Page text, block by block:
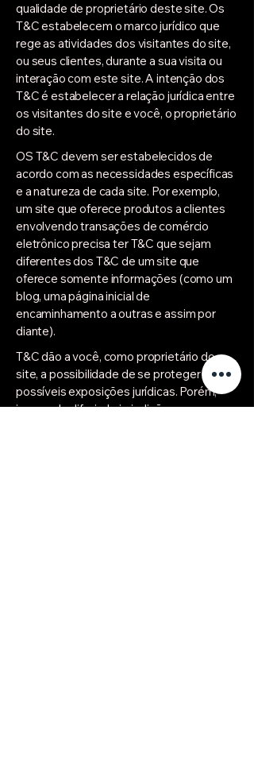
qualidade de proprietário deste site. Os
T&C estabelecem o marco jurídico que
rege as atividades dos visitantes do site,
ou seus clientes, durante a sua visita ou
interação com este site. A intenção dos
T&C é estabelecer a relação jurídica entre
os visitantes do site e você, o proprietário
do site.
OS T&C devem ser estabelecidos de
acordo com as necessidades específicas
e a natureza de cada site. Por exemplo,
um site que oferece produtos a clientes
envolvendo transações de comércio
eletrônico precisa ter T&C que sejam
diferentes dos T&C de um site que
oferece somente informações (como um
blog, uma página inicial de
encaminhamento a outras e assim por
diante).
T&C dão a você, como proprietário do
site, a possibilidade de se proteger contra
possíveis exposições jurídicas. Porém,
isso pode diferir de jurisdição para